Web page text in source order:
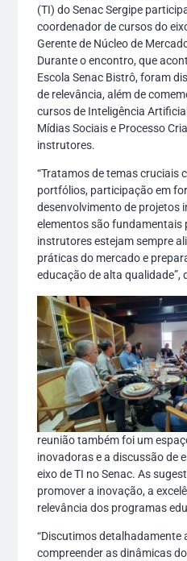
(TI) do Senac Sergipe
coordenador de cursos do
Gerente de Núcleo de
Durante o encontro, que
Escola Senac Bistrô, foram
de relevância, além de
cursos de Inteligência
Mídias Sociais e Processo
instrutores.
“Tratamos de temas cruciais
portfólios, participação em
desenvolvimento de projetos
elementos são
instrutores estejam sempre
práticas do mercado e
educação de alta qualidade”,
reunião também foi um
inovadoras e a discussão de
eixo de TI no Senac. As
promover a inovação, a
relevância dos programas
“Discutimos detalhadamente
compreender as dinâmicas